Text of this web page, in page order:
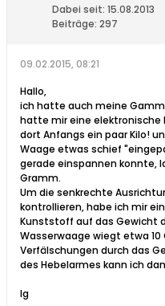
Dabei seit: 15.08.2013
Beiträge: 297
09.02.2015, 08:21
Hallo,
ich hatte auch meine
hatte mir eine
dort Anfangs ein paar Kilo!
Waage etwas schief
gerade einspannen konnte,
Gramm.
Um die senkrechte
kontrollieren, habe ich mir
Kunststoff auf das Gewicht
Wasserwaage wiegt etwa
Verfälschungen durch das
des Hebelarmes kann ich
lg